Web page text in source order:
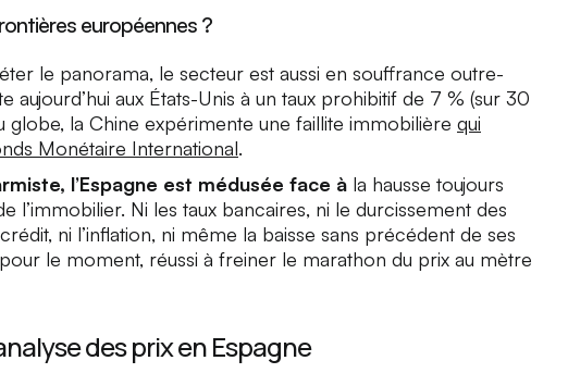
européennes ?
le panorama, le secteur est aussi en souffrance outre-
aujourd’hui aux États-Unis à un taux prohibitif de 7 % (sur 30
globe, la Chine expérimente une faillite immobilière qui
Monétaire International.
l’Espagne est médusée face à la hausse toujours
l’immobilier. Ni les taux bancaires, ni le durcissement des
ni l’inflation, ni même la baisse sans précédent de ses
le moment, réussi à freiner le marathon du prix au mètre
des prix en Espagne